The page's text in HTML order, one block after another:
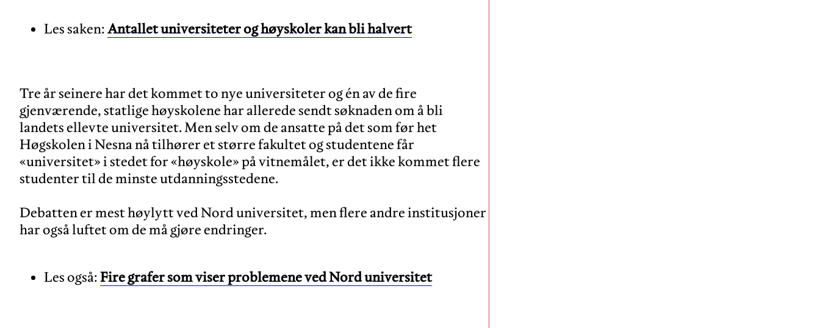
Les saken:Antallet universiteter og høyskoler kan bli halvert
Tre år seinere har det kommet to nye universiteter og én av de fire
gjenværende, statlige høyskolene har allerede sendt søknaden om å bli
landets ellevte universitet. Men selv om de ansatte på det som før het
Høgskolen i Nesna nå tilhører et større fakultet og studentene får
«universitet» i stedet for «høyskole» på vitnemålet, er det ikke kommet flere
studenter til de minste utdanningsstedene.
Debatten er mest høylytt ved Nord universitet, men flere andre institusjoner
Les også:Fire grafer som viser problemene ved Nord universitet